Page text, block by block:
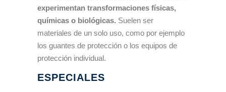
experimentan transformaciones físicas,
químicas o biológicas. Suelen ser
materiales de un solo uso, como por ejemplo
los guantes de protección o los equipos de
protección individual.
ESPECIALES